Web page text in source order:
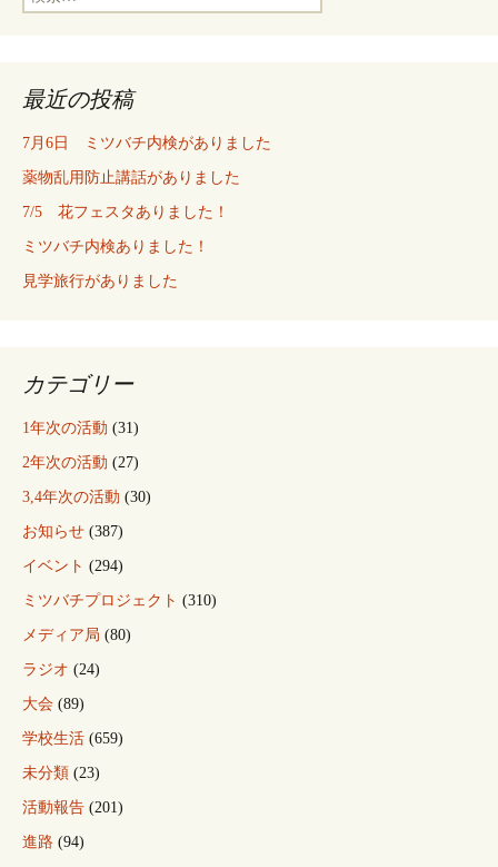
索:
最近の投稿
7月6日 ミツバチ内検がありました
薬物乱用防止講話がありました
7/5 花フェスタありました！
ミツバチ内検ありました！
見学旅行がありました
カテゴリー
1年次の活動 (31)
2年次の活動 (27)
3,4年次の活動 (30)
お知らせ (387)
イベント (294)
ミツバチプロジェクト (310)
メディア局 (80)
ラジオ (24)
大会 (89)
学校生活 (659)
未分類 (23)
活動報告 (201)
進路 (94)